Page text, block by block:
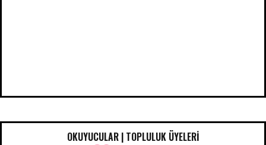
OKUYUCULAR | TOPLULUK ÜYELERİ